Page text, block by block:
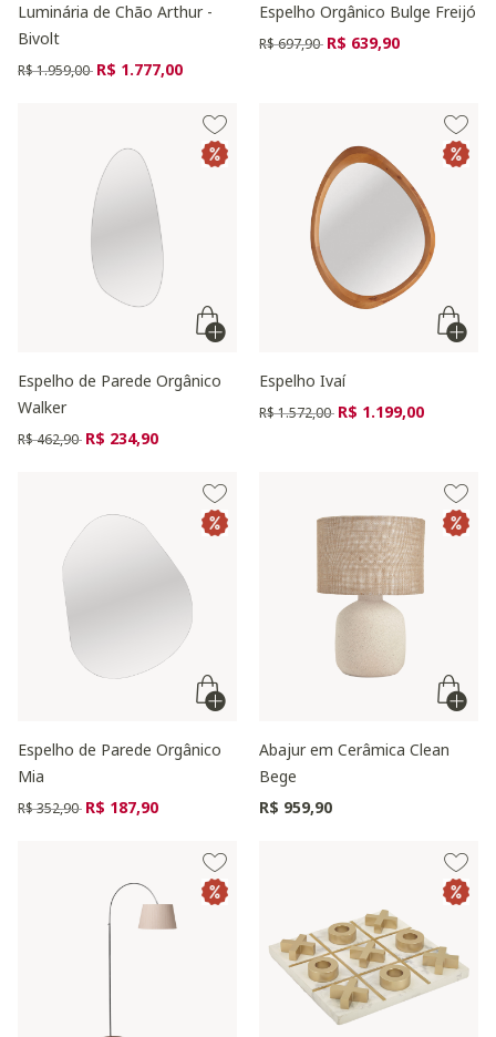
Luminária de Chão Arthur -
Bivolt
Preço reduzido de
R$ 1.959,00 para
R$ 1.777,00
Espelho Orgânico Bulge Freijó
Preço reduzido de
R$ 697,90 para
R$ 639,90
Espelho de Parede Orgânico
Walker
Preço reduzido de
R$ 462,90 para
R$ 234,90
Espelho Ivaí
Preço reduzido de
R$ 1.572,00 para
R$ 1.199,00
Espelho de Parede Orgânico
Mia
Preço reduzido de
R$ 352,90 para
R$ 187,90
Abajur em Cerâmica Clean
Bege
R$ 959,90